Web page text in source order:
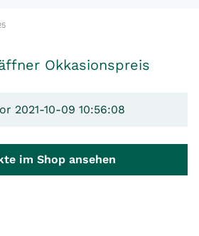
Okkasionspreis
2021-10-09 10:56:08
im Shop ansehen